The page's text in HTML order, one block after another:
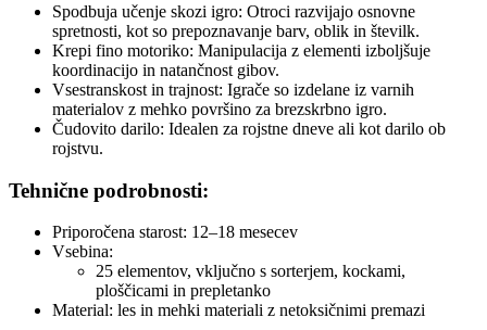
Spodbuja učenje skozi igro: Otroci razvijajo osnovne
spretnosti, kot so prepoznavanje barv, oblik in številk.
Krepi fino motoriko: Manipulacija z elementi izboljšuje
koordinacijo in natančnost gibov.
Vsestranskost in trajnost: Igrače so izdelane iz varnih
materialov z mehko površino za brezskrbno igro.
Čudovito darilo: Idealen za rojstne dneve ali kot darilo ob
rojstvu.
Tehnične podrobnosti:
Priporočena starost: 12–18 mesecev
Vsebina:
25 elementov, vključno s sorterjem, kockami,
ploščicami in prepletanko
Material: les in mehki materiali z netoksičnimi premazi